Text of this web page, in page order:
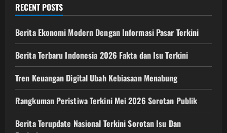
RECENT POSTS
Berita Ekonomi Modern Dengan Informasi Pasar Terkini
Berita Terbaru Indonesia 2026 Fakta dan Isu Terkini
Tren Keuangan Digital Ubah Kebiasaan Menabung
Rangkuman Peristiwa Terkini Mei 2026 Sorotan Publik
Berita Terupdate Nasional Terkini Sorotan Isu Dan